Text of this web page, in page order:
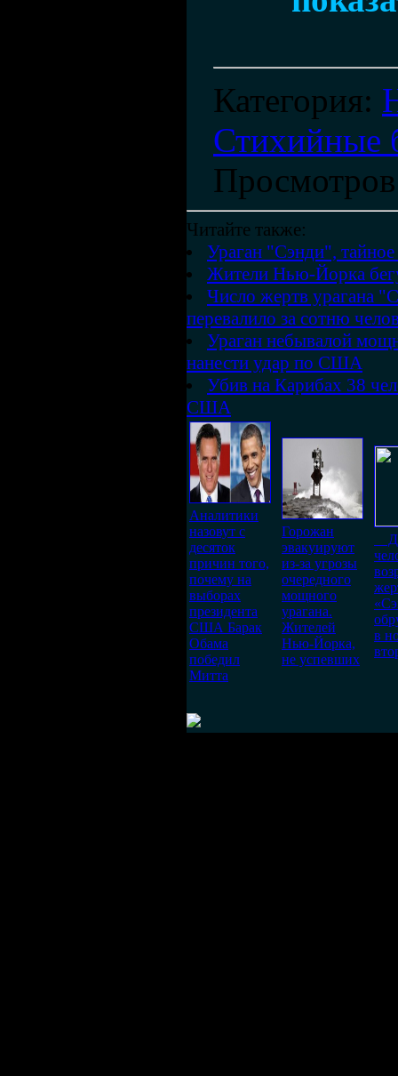
Категория:
Стихийные
Просмотров
Читайте также:
Ураган "Сэнди",
Жители Нью-Йорка
Число жертв урагана
перевалило за сотню
Ураган небывалой
нанести удар по США
Убив на Карибах 38
США
Аналитики
назовут с
десяток
причин того,
почему на
выборах
президента
США Барак
Обама
победил
Митта
Горожан
эвакуируют
из-за угрозы
очередного
мощного
урагана.
Жителей
Нью-Йорка,
не успевших
в